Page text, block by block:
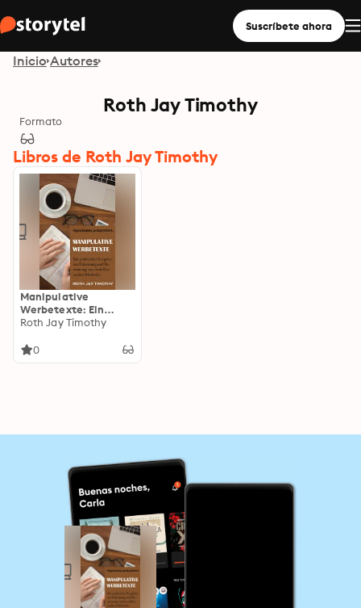
Suscríbete ahora
Inicio Autores
Roth Jay Timothy
Formato
Libros de Roth Jay Timothy
Manipulative
Werbetexte: Ein
praktischer Ratgeber
Benennung von
Roth Jay Timothy
0